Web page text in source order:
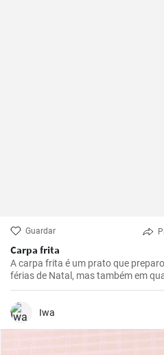
Guardar
Carpa frita
A carpa frita é um prato que
férias de Natal, mas também em
queiramos presentear a nossa
Iwa